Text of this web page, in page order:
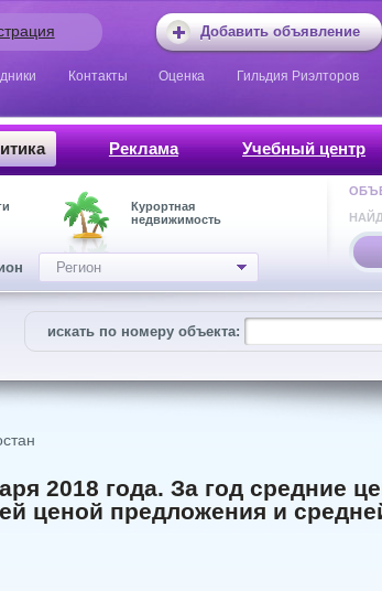
Добавить объявление
Контакты Оценка Гильдия Риэлторов
Реклама Учебный центр
Курортная
недвижимость
Регион
искать по номеру объекта:
2018 года. За год средние
ценой предложения и